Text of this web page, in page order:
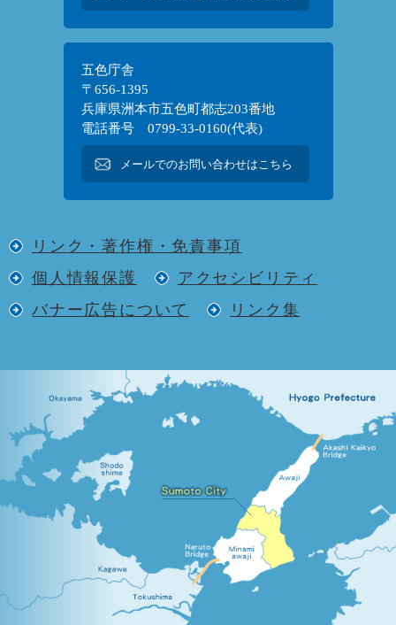
五色庁舎
〒656-1395
兵庫県洲本市五色町都志203番地
電話番号 0799-33-0160(代表)
メールでのお問い合わせはこちら
リンク・著作権・免責事項
個人情報保護
アクセシビリティ
バナー広告について
リンク集